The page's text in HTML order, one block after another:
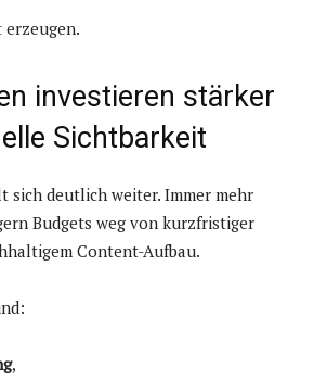
investieren stärker
Sichtbarkeit
sich deutlich weiter. Immer mehr
Budgets weg von kurzfristiger
Content-Aufbau.
,